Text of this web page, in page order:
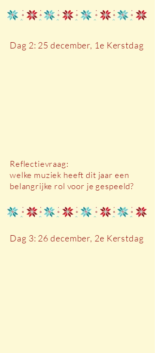
Dag 2: 25 december, 1e Kerstdag
Reflectievraag:
welke muziek heeft dit jaar een
belangrijke rol voor je gespeeld?
Dag 3: 26 december, 2e Kerstdag